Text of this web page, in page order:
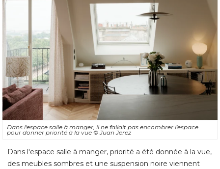
Dans l'espace salle à manger, il ne fallait pas encombrer l'espace
pour donner priorité à la vue © Juan Jerez
Dans l'espace salle à manger, priorité a été donnée à la vue,
des meubles sombres et une suspension noire viennent